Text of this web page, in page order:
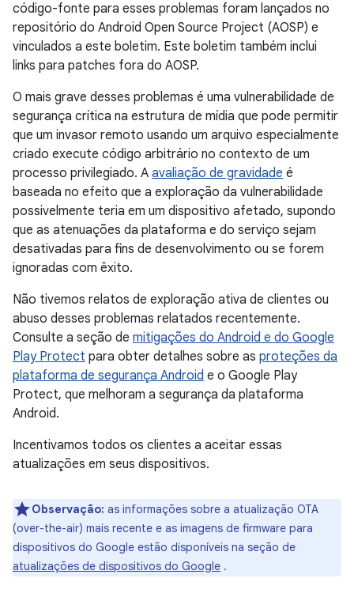
código-fonte para esses problemas foram lançados no
repositório do Android Open Source Project (AOSP) e
vinculados a este boletim. Este boletim também inclui
links para patches fora do AOSP.
O mais grave desses problemas é uma vulnerabilidade de
segurança crítica na estrutura de mídia que pode permitir
que um invasor remoto usando um arquivo especialmente
criado execute código arbitrário no contexto de um
processo privilegiado. A avaliação de gravidade é
baseada no efeito que a exploração da vulnerabilidade
possivelmente teria em um dispositivo afetado, supondo
que as atenuações da plataforma e do serviço sejam
desativadas para fins de desenvolvimento ou se forem
ignoradas com êxito.
Não tivemos relatos de exploração ativa de clientes ou
abuso desses problemas relatados recentemente.
Consulte a seção de mitigações do Android e do Google
Play Protect para obter detalhes sobre as proteções da
plataforma de segurança Android e o Google Play
Protect, que melhoram a segurança da plataforma
Android.
Incentivamos todos os clientes a aceitar essas
atualizações em seus dispositivos.
Observação: as informações sobre a atualização OTA
(over-the-air) mais recente e as imagens de firmware para
dispositivos do Google estão disponíveis na seção de
atualizações de dispositivos do Google .